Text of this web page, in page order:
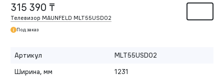
315 390 ₸
Телевизор MAUNFELD MLT55USD02
Под заказ
Артикул
MLT55USD02
Ширина, мм
1231